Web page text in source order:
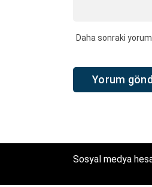
Daha sonraki
Sosyal medya